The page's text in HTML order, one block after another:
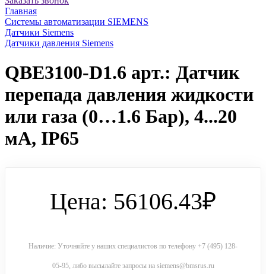
Главная
Системы автоматизации SIEMENS
Датчики Siemens
Датчики давления Siemens
QBE3100-D1.6 арт.: Датчик
перепада давления жидкости
или газа (0…1.6 Бар), 4...20
мА, IP65
Цена: 56106.43₽
Наличие: Уточняйте у наших специалистов по телефону +7 (495) 128-
05-95, либо высылайте запросы на siemens@bmsrus.ru